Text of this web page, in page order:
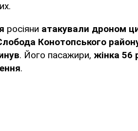
росіяни атакували дроном
Конотопського
. Його пасажири, жінка 56
.